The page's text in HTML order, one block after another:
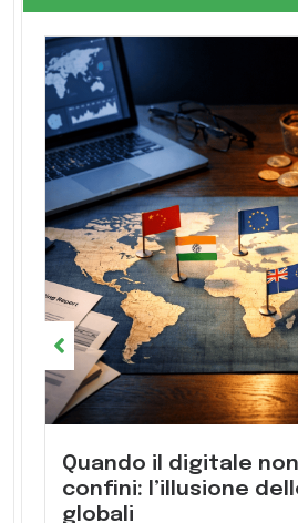
Quando il digitale
confini: l’illusione
globali